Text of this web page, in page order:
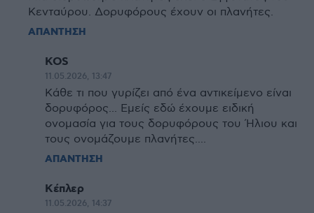
Κενταύρου. Δορυφόρους έχουν οι πλανήτες.
ΑΠΑΝΤΗΣΗ
KOS
11.05.2026, 13:47
Κάθε τι που γυρίζει από ένα αντικείμενο είναι
δορυφόρος... Εμείς εδώ έχουμε ειδική
ονομασία για τους δορυφόρους του Ήλιου και
τους ονομάζουμε πλανήτες....
ΑΠΑΝΤΗΣΗ
Κέπλερ
11.05.2026, 14:37